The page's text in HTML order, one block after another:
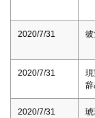
2020/7/31
2020/7/31
辞
2020/7/31